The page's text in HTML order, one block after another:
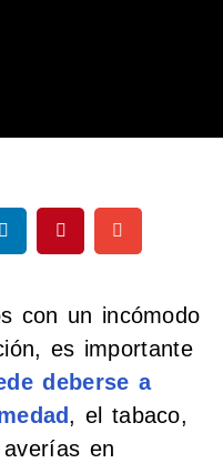
con un incómodo
es importante
deberse a
, el tabaco,
en